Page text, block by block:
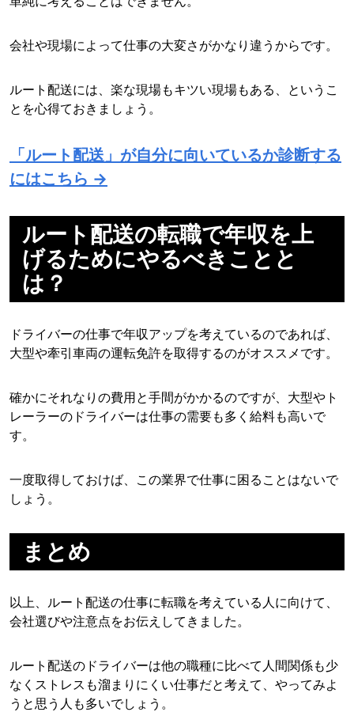
会社や現場によって仕事の大変さがかなり違うからです。
ルート配送には、楽な現場もキツい現場もある、というこ
とを心得ておきましょう。
「ルート配送」が自分に向いているか診断する
にはこちら →
ルート配送の転職で年収を上
げるためにやるべきことと
は？
ドライバーの仕事で年収アップを考えているのであれば、
大型や牽引車両の運転免許を取得するのがオススメです。
確かにそれなりの費用と手間がかかるのですが、大型やト
レーラーのドライバーは仕事の需要も多く給料も高いで
す。
一度取得しておけば、この業界で仕事に困ることはないで
しょう。
まとめ
以上、ルート配送の仕事に転職を考えている人に向けて、
会社選びや注意点をお伝えしてきました。
ルート配送のドライバーは他の職種に比べて人間関係も少
なくストレスも溜まりにくい仕事だと考えて、やってみよ
うと思う人も多いでしょう。